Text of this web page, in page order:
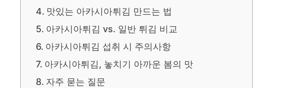
맛있는 아카시아튀김 만드는 법
아카시아튀김 vs. 일반 튀김 비교
아카시아튀김 섭취 시 주의사항
아카시아튀김, 놓치기 아까운 봄의 맛
자주 묻는 질문